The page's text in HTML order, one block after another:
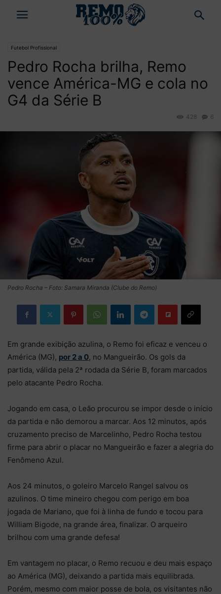
Futebol Profissional
Pedro Rocha brilha, Remo
vence América-MG e cola no
G4 da Série B
6
428
Pedro Rocha – Foto: Samara Miranda (Clube do Remo)
Em grande exibição azulina, o Remo foi eficaz e venceu o
América (MG), por 2 a 0, no Mangueirão. Os gols da
partida, válida pela 2ª rodada da Série B, foram marcados
pelo atacante Pedro Rocha.
Jogando em casa, o Leão procurou se impor desde o início
da partida e não demorou a marcar. Aos 12 minutos, após
cruzamento preciso de Marcelinho, Pedro Rocha testou
firme para abrir o placar no Mangueirão e fazer a alegria do
Fenômeno Azul.
Aos 24 minutos, o goleiro Marcelo Rangel salvou os
azulinos. O time mineiro chegou com perigo em boa
jogada de Mariano, que foi à linha de fundo e tocou para
William Bigode, na grande área, finalizar. O arqueiro
brilhou com uma grande defesa!
Em vantagem no placar, o Remo recuou e deu mais espaço
ao América (MG), deixando a partida mais equilibrada.
Porém, mesmo com maior posse de bola, os visitantes não